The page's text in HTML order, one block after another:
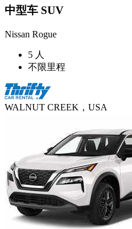
中型车 SUV
Nissan Rogue
5 人
不限里程
WALNUT CREEK，USA